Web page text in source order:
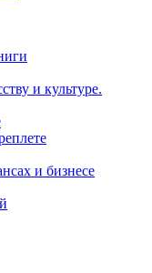
и культуре.
и бизнесе